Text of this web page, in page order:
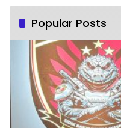
Popular Posts